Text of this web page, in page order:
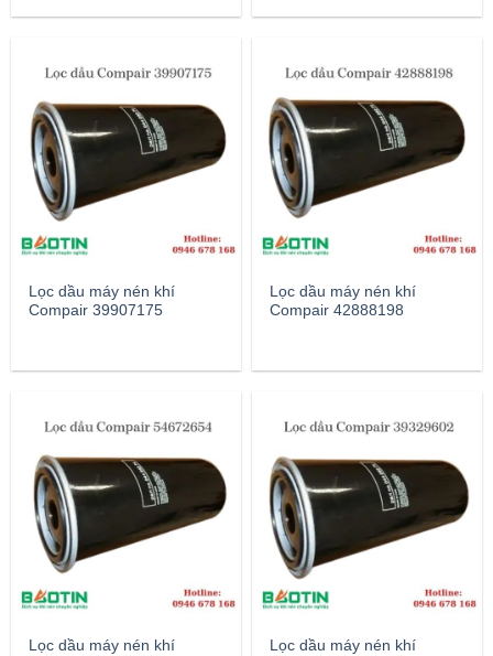
Lọc dầu máy nén khí
Compair 39907175
Lọc dầu máy nén khí
Compair 42888198
Lọc dầu máy nén khí
Lọc dầu máy nén khí